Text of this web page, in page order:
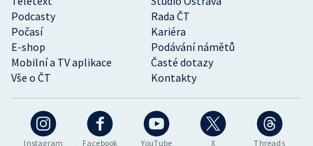
Instagram Facebook YouTube X Threads
Podcasty
Rada ČT
Počasí
Kariéra
E-shop
Podávání námětů
Mobilní a TV aplikace
Časté dotazy
Vše o ČT
Kontakty